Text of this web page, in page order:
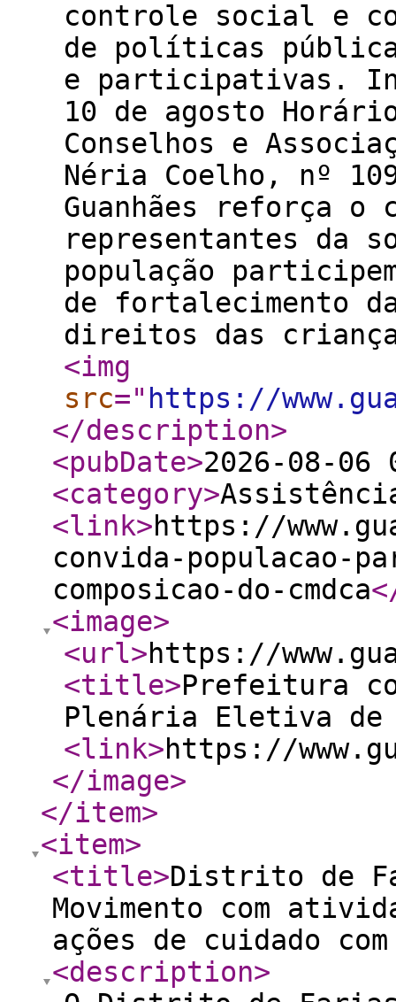
controle social e
de políticas
e participativas.
10 de agosto
Conselhos e
Néria Coelho, nº
Guanhães reforça o
representantes da
população
de fortalecimento
direitos das
<img
src=" https://
</description>
<pubDate>2026-08-06
<category>
<link>https://
convida-populacao-
composicao-do-cmdca
<image>
<url>https://
<title>Prefeitura
Plenária Eletiva de
<link>https://
</image>
</item>
<item>
<title>Distrito de
Movimento com
ações de cuidado
<description>